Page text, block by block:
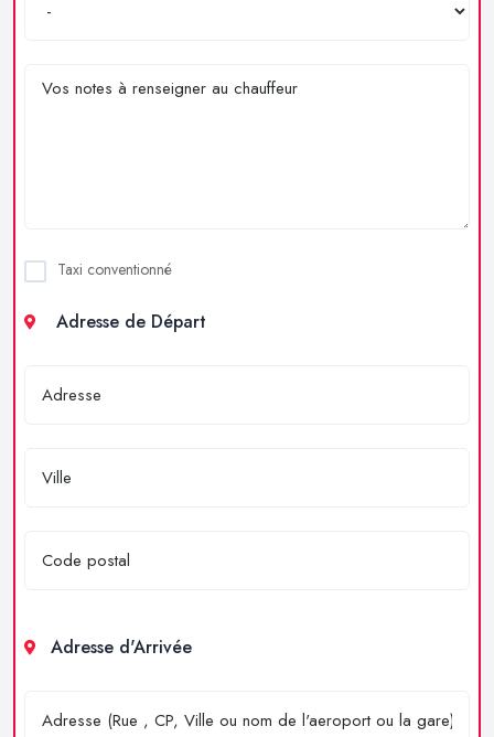
Taxi conventionné
Adresse de Départ
Adresse d'Arrivée